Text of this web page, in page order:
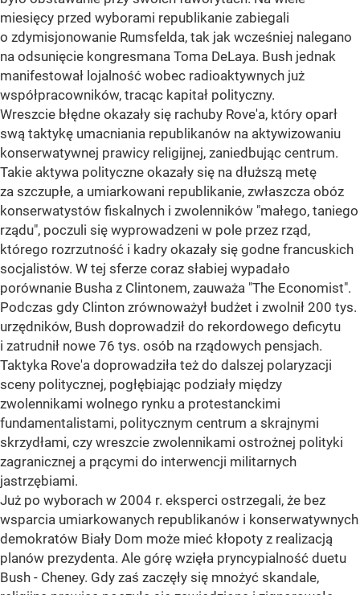
miesięcy przed wyborami republikanie zabiegali
o zdymisjonowanie Rumsfelda, tak jak wcześniej nalegano
na odsunięcie kongresmana Toma DeLaya. Bush jednak
manifestował lojalność wobec radioaktywnych już
współpracowników, tracąc kapitał polityczny.
Wreszcie błędne okazały się rachuby Rove'a, który oparł
swą taktykę umacniania republikanów na aktywizowaniu
konserwatywnej prawicy religijnej, zaniedbując centrum.
Takie aktywa polityczne okazały się na dłuższą metę
za szczupłe, a umiarkowani republikanie, zwłaszcza obóz
konserwatystów fiskalnych i zwolenników "małego, taniego
rządu", poczuli się wyprowadzeni w pole przez rząd,
którego rozrzutność i kadry okazały się godne francuskich
socjalistów. W tej sferze coraz słabiej wypadało
porównanie Busha z Clintonem, zauważa "The Economist".
Podczas gdy Clinton zrównoważył budżet i zwolnił 200 tys.
urzędników, Bush doprowadził do rekordowego deficytu
i zatrudnił nowe 76 tys. osób na rządowych pensjach.
Taktyka Rove'a doprowadziła też do dalszej polaryzacji
sceny politycznej, pogłębiając podziały między
zwolennikami wolnego rynku a protestanckimi
fundamentalistami, politycznym centrum a skrajnymi
skrzydłami, czy wreszcie zwolennikami ostrożnej polityki
zagranicznej a prącymi do interwencji militarnych
jastrzębiami.
Już po wyborach w 2004 r. eksperci ostrzegali, że bez
wsparcia umiarkowanych republikanów i konserwatywnych
demokratów Biały Dom może mieć kłopoty z realizacją
planów prezydenta. Ale górę wzięła pryncypialność duetu
Bush - Cheney. Gdy zaś zaczęły się mnożyć skandale,